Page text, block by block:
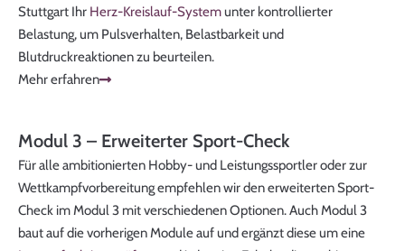
Stuttgart Ihr Herz-Kreislauf-Systemunter kontrollierter
Belastung, um Pulsverhalten, Belastbarkeit und
Blutdruckreaktionen zu beurteilen.
Mehr erfahren
Modul 3 – Erweiterter Sport-Check
Für alle ambitionierten Hobby- und Leistungssportler oder zur
Wettkampfvorbereitung empfehlen wir den erweiterten Sport-
Check im Modul 3 mit verschiedenen Optionen. Auch Modul 3
baut auf die vorherigen Module auf und ergänzt diese um eine